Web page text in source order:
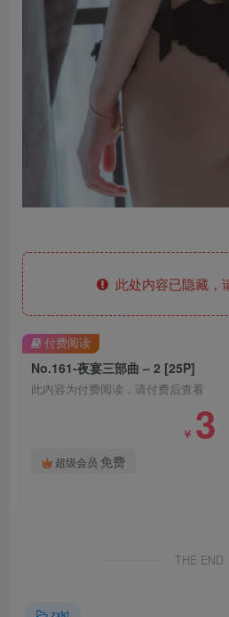
此处内容已隐藏，
No.161-夜宴三部曲 – 2 [25P]
此内容为付费阅读，请付费后查看
￥ 3
超级会员 免费
付费阅读
THE END
zxkt